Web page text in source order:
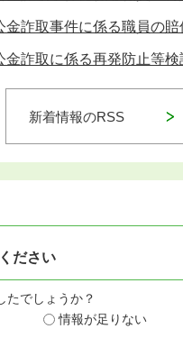
金詐取事件に係る職員の
金詐取に係る再発防止等
新着情報のRSS
ださい
たでしょうか？
情報が足りない